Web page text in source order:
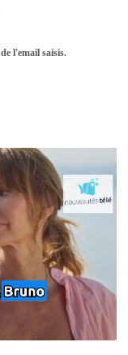
l'email saisis.